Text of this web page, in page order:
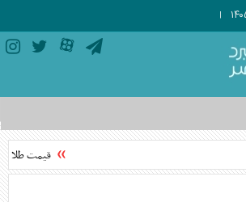
قیمت طلا امروز شنبه ۱۷